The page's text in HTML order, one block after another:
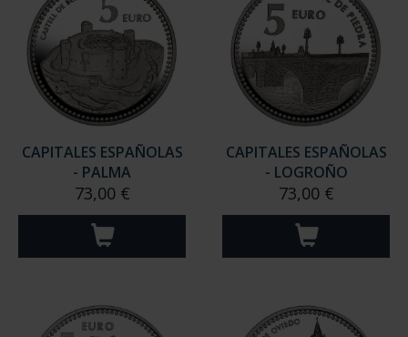
CAPITALES ESPAÑOLAS
- PALMA
73,00 €
CAPITALES ESPAÑOLAS
- LOGROÑO
73,00 €